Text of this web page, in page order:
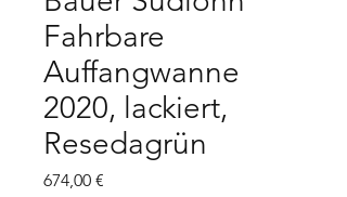
Fahrbare
Auffangwanne
2020, lackiert,
Resedagrün
674,00 €